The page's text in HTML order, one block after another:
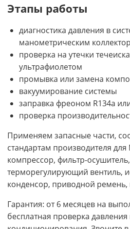
Этапы работы
диагностика давления в
манометрическим
проверка на утечки
ультрафиолетом
промывка или замена
вакуумирование системы
заправка фреоном R134a
проверка
Применяем запасные части,
стандартам производителя для
компрессор, фильтр-осушитель,
терморегулирующий вентиль,
конденсор, приводной
Гарантия: от 6 месяцев на
бесплатная проверка давления